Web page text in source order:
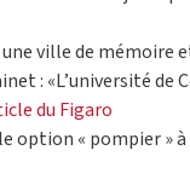
une ville de mémoire
: «L’université
du Figaro
option « pompier » à